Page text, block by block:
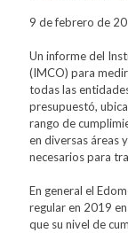
9 de febrero de
Un informe del
(IMCO) para
todas las
presupuestó,
rango de
en diversas áreas
necesarios para
En general el
regular en 2019
que su nivel de